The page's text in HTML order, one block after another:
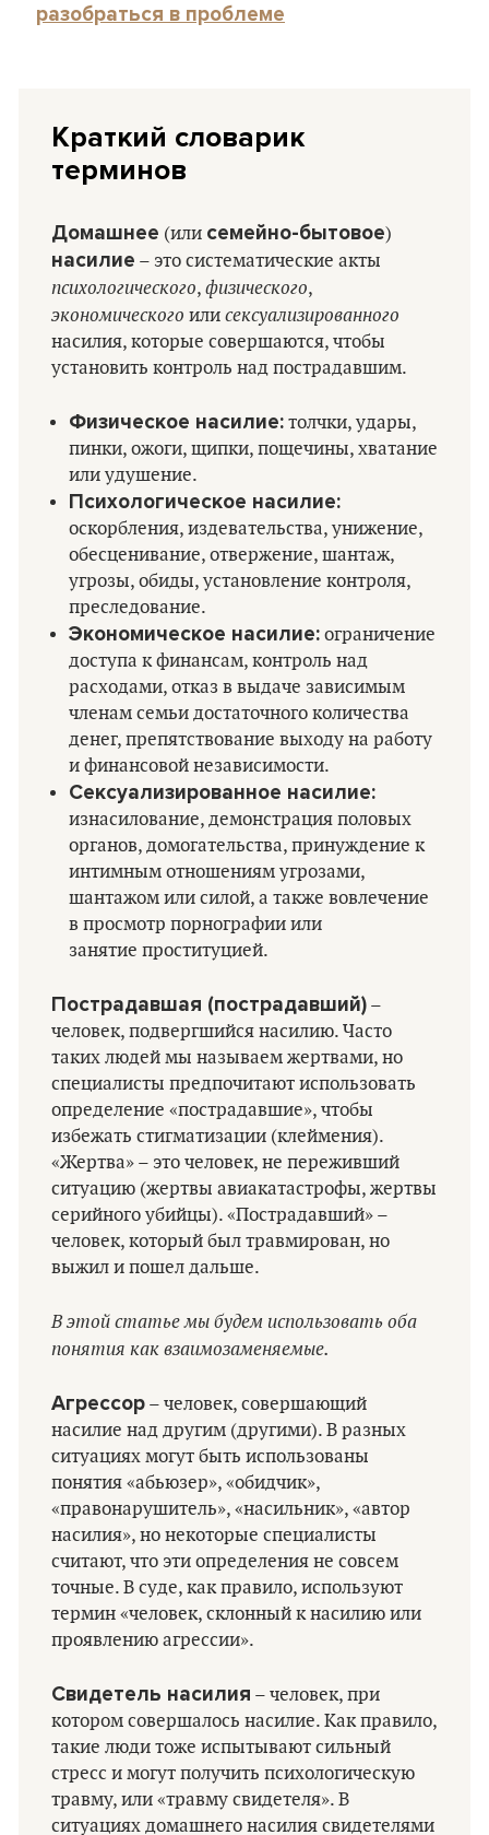
разобраться в проблеме
Краткий словарик
терминов
Домашнее (или семейно-бытовое)
насилие – это систематические акты
психологического, физического,
экономического или сексуализированного
насилия, которые совершаются, чтобы
установить контроль над пострадавшим.
Физическое насилие: толчки, удары,
пинки, ожоги, щипки, пощечины, хватание
или удушение.
Психологическое насилие:
оскорбления, издевательства, унижение,
обесценивание, отвержение, шантаж,
угрозы, обиды, установление контроля,
преследование.
Экономическое насилие: ограничение
доступа к финансам, контроль над
расходами, отказ в выдаче зависимым
членам семьи достаточного количества
денег, препятствование выходу на работу
и финансовой независимости.
Сексуализированное насилие:
изнасилование, демонстрация половых
органов, домогательства, принуждение к
интимным отношениям угрозами,
шантажом или силой, а также вовлечение
в просмотр порнографии или
занятие проституцией.
Пострадавшая (пострадавший) –
человек, подвергшийся насилию. Часто
таких людей мы называем жертвами, но
специалисты предпочитают использовать
определение «пострадавшие», чтобы
избежать стигматизации (клеймения).
«Жертва» – это человек, не переживший
ситуацию (жертвы авиакатастрофы, жертвы
серийного убийцы). «Пострадавший» –
человек, который был травмирован, но
выжил и пошел дальше.
В этой статье мы будем использовать оба
понятия как взаимозаменяемые.
Агрессор – человек, совершающий
насилие над другим (другими). В разных
ситуациях могут быть использованы
понятия «абьюзер», «обидчик»,
«правонарушитель», «насильник», «автор
насилия», но некоторые специалисты
считают, что эти определения не совсем
точные. В суде, как правило, используют
термин «человек, склонный к насилию или
проявлению агрессии».
Свидетель насилия – человек, при
котором совершалось насилие. Как правило,
такие люди тоже испытывают сильный
стресс и могут получить психологическую
травму, или «травму свидетеля». В
ситуациях домашнего насилия свидетелями